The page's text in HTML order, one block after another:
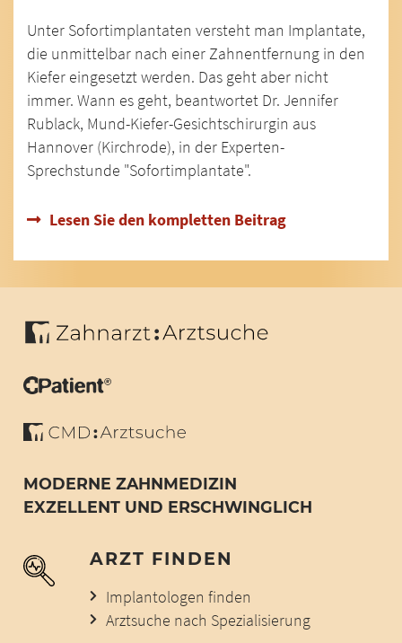
Unter Sofortimplantaten versteht man Implantate,
die unmittelbar nach einer Zahnentfernung in den
Kiefer eingesetzt werden. Das geht aber nicht
immer. Wann es geht, beantwortet Dr. Jennifer
Rublack, Mund-Kiefer-Gesichtschirurgin aus
Hannover (Kirchrode), in der Experten-
Sprechstunde "Sofortimplantate".
Lesen Sie den kompletten Beitrag
MODERNE ZAHNMEDIZIN
EXZELLENT UND ERSCHWINGLICH
ARZT FINDEN
Implantologen finden
Arztsuche nach Spezialisierung